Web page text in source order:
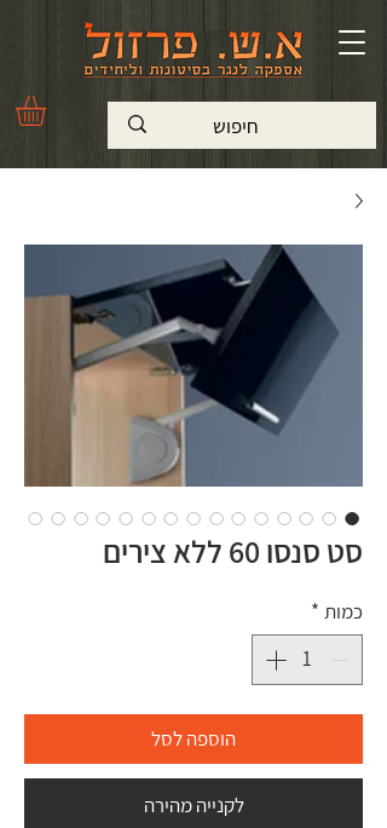
סט סנסו 60 ללא צירים
כמות *
הוספה לסל
לקנייה מהירה